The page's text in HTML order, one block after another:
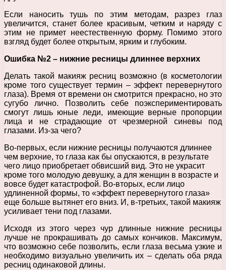
Если наносить тушь по этим методам, разрез глаз
увеличится, станет более красивым, четким и наряду с
этим не примет неестественную форму. Помимо этого
взгляд будет более открытым, ярким и глубоким.
Ошибка №2 – нижние ресницы длиннее верхних
Делать такой макияж ресниц возможно (в косметологии
кроме того существует термин – эффект перевернутого
глаза). Время от времени он смотрится прекрасно, но это
сугубо лично. Позволить себе поэкспериментировать
смогут лишь юные леди, имеющие верные пропорции
лица и не страдающие от чрезмерной синевы под
глазами. Из-за чего?
Во-первых, если нижние ресницы получаются длиннее
чем верхние, то глаза как бы опускаются, в результате
чего лицо приобретает обвисший вид. Это не украсит
кроме того молодую девушку, а для женщин в возрасте и
вовсе будет катастрофой. Во-вторых, если лицо
удлиненной формы, то «эффект перевернутого глаза»
еще больше вытянет его вниз. И, в-третьих, такой макияж
усиливает тени под глазами.
Исходя из этого через чур длинные нижние ресницы
лучше не прокрашивать до самых кончиков. Максимум,
что возможно себе позволить, если глаза весьма узкие и
необходимо визуально увеличить их – сделать оба ряда
ресниц одинаковой длины.